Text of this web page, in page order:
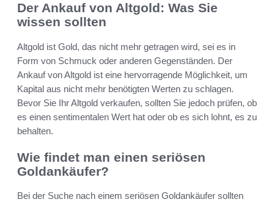
Der Ankauf von Altgold: Was Sie
wissen sollten
Altgold ist Gold, das nicht mehr getragen wird, sei es in
Form von Schmuck oder anderen Gegenständen. Der
Ankauf von Altgold ist eine hervorragende Möglichkeit, um
Kapital aus nicht mehr benötigten Werten zu schlagen.
Bevor Sie Ihr Altgold verkaufen, sollten Sie jedoch prüfen, ob
es einen sentimentalen Wert hat oder ob es sich lohnt, es zu
behalten.
Wie findet man einen seriösen
Goldankäufer?
Bei der Suche nach einem seriösen Goldankäufer sollten